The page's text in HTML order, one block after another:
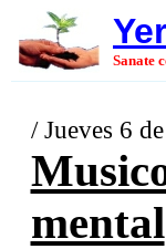
Sanate
/ Jueves 6
mental